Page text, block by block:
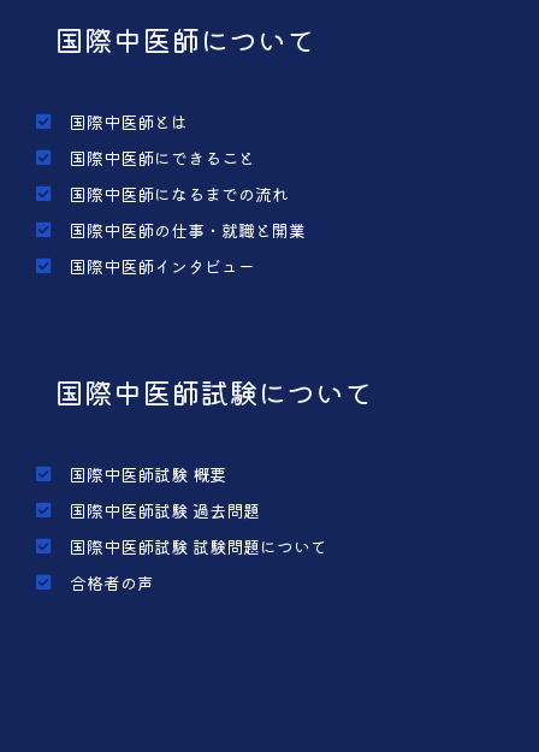
国際中医師について
国際中医師とは
国際中医師にできること
国際中医師になるまでの流れ
国際中医師の仕事・就職と開業
国際中医師インタビュー
国際中医師試験について
国際中医師試験 概要
国際中医師試験 過去問題
国際中医師試験 試験問題について
合格者の声